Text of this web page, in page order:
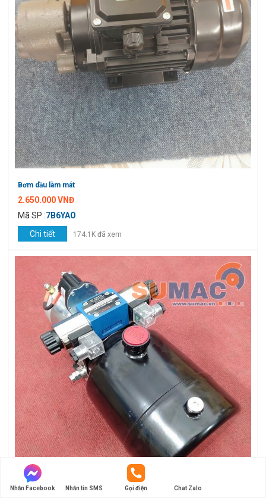
Bơm dầu làm mát
2.650.000 VNĐ
Mã SP :7B6YAO
Chi tiết
174.1K đã xem
Nhắn Facebook Nhắn tin SMS Gọi điện Chat Zalo